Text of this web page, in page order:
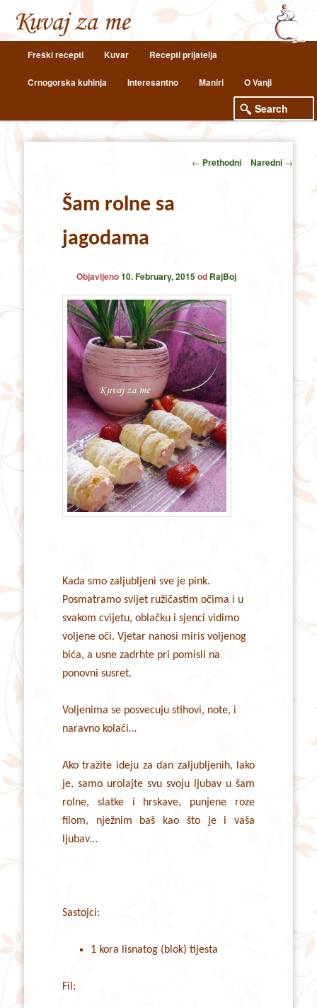
Skip
to
primary
Skip
to
secondary
Freški recepti Kuvar Recepti prijatelja
Crnogorska kuhinja Interesantno Maniri O Vanji
Post
← Prethodni Naredni →
Šam rolne sa
jagodama
Objavljeno10. February, 2015od RajBoj
Kada smo zaljubljeni sve je pink.
Posmatramo svijet ružičastim očima i u
svakom cvijetu, oblačku i sjenci vidimo
voljene oči. Vjetar nanosi miris voljenog
bića, a usne zadrhte pri pomisli na
ponovni susret.
Voljenima se posvecuju stihovi, note, i
naravno kolači…
Ako tražite ideju za dan zaljubljenih, lako
je, samo urolajte svu svoju ljubav u šam
rolne, slatke i hrskave, punjene roze
filom, nježnim baš kao što je i vaša
ljubav…
Sastojci:
1 kora lisnatog (blok) tijesta
Fil: